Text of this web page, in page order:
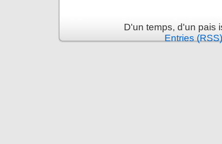
D'un temps, d'un pais
Entries (RSS)